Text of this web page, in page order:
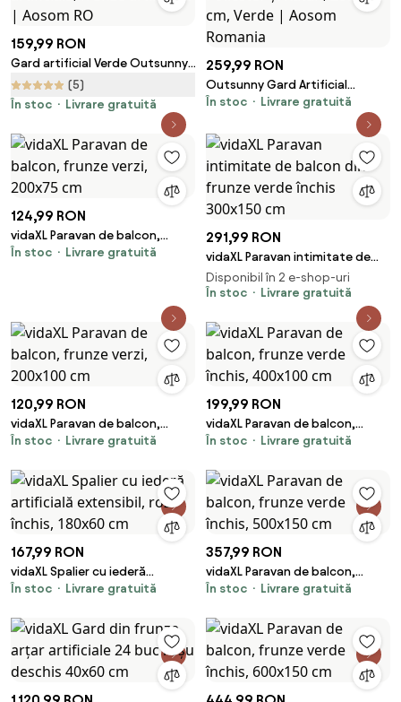
159,99 RON
Gard artificial Verde Outsunny,
1X3m, iedera artificiala, frunze
artificiale | Aosom RO
(5)
În stoc
Livrare gratuită
259,99 RON
Outsunny Gard Artificial
Extensibil cu 2 Secțiuni din
Poliester și Ratan, 200x100 cm,
Verde | Aosom Romania
În stoc Livrare gratuită
124,99 RON
vidaXL Paravan de balcon,
frunze verzi, 200x75 cm
În stoc Livrare gratuită
291,99 RON
vidaXL Paravan intimitate de
balcon din frunze verde închis
300x150 cm
Disponibil în 2 e-shop-uri
În stoc
Livrare gratuită
120,99 RON
vidaXL Paravan de balcon,
frunze verzi, 200x100 cm
În stoc Livrare gratuită
199,99 RON
vidaXL Paravan de balcon,
frunze verde închis, 400x100
În stoc Livrare gratuită
167,99 RON
vidaXL Spalier cu iederă
artificială extensibil, roz închis,
În stoc Livrare gratuită
357,99 RON
vidaXL Paravan de balcon,
frunze verde închis, 500x150
În stoc Livrare gratuită